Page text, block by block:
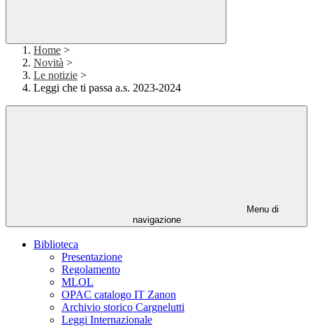
Home >
Novità >
Le notizie >
Leggi che ti passa a.s. 2023-2024
Menu di
navigazione
Biblioteca
Presentazione
Regolamento
MLOL
OPAC catalogo IT Zanon
Archivio storico Cargnelutti
Leggi Internazionale